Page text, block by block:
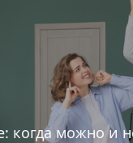
когда можно и